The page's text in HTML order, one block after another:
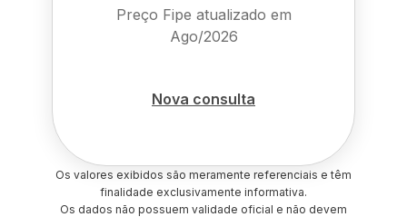
Preço Fipe atualizado em
Ago/2026
Nova consulta
Os valores exibidos são meramente referenciais e têm
finalidade exclusivamente informativa.
Os dados não possuem validade oficial e não devem